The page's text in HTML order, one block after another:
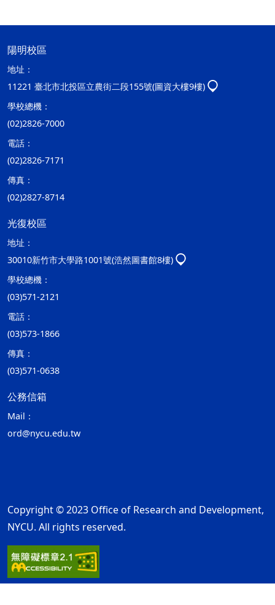
陽明校區
地址：
11221 臺北市北投區立農街二段155號(圖資大樓9樓)
學校總機：
(02)2826-7000
電話：
(02)2826-7171
傳真：
(02)2827-8714
光復校區
地址：
30010新竹市大學路1001號(浩然圖書館8樓)
學校總機：
(03)571-2121
電話：
(03)573-1866
傳真：
(03)571-0638
公務信箱
Mail：
ord@nycu.edu.tw
Copyright © 2023 Office of Research and Development,
NYCU. All rights reserved.